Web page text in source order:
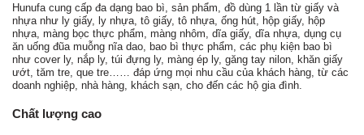
Hunufa cung cấp đa dạng bao bì, sản phẩm, đồ dùng 1 lần từ giấy và
nhựa như ly giấy, ly nhựa, tô giấy, tô nhựa, ống hút, hộp giấy, hộp
nhựa, màng bọc thực phẩm, màng nhôm, dĩa giấy, dĩa nhựa, dụng cụ
ăn uống đũa muỗng nĩa dao, bao bì thực phẩm, các phụ kiện bao bì
như cover ly, nắp ly, túi đựng ly, màng ép ly, găng tay nilon, khăn giấy
ướt, tăm tre, que tre…… đáp ứng mọi nhu cầu của khách hàng, từ các
doanh nghiệp, nhà hàng, khách sạn, cho đến các hộ gia đình.
Chất lượng cao